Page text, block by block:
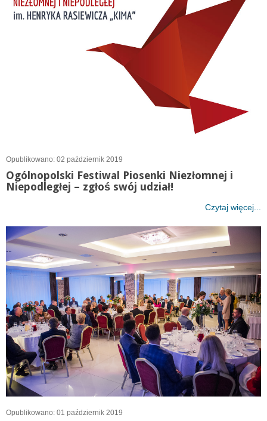
Opublikowano: 02 październik 2019
Ogólnopolski Festiwal Piosenki Niezłomnej i
Niepodległej – zgłoś swój udział!
Czytaj więcej...
Opublikowano: 01 październik 2019